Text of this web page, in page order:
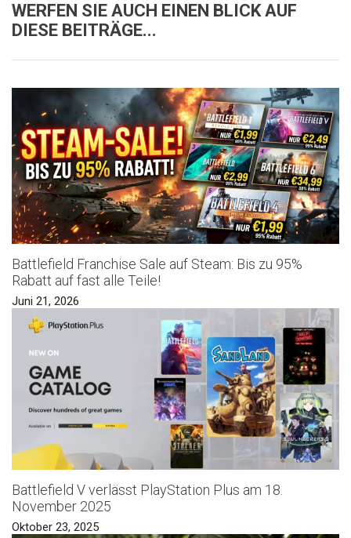
WERFEN SIE AUCH EINEN BLICK AUF
DIESE BEITRÄGE...
Battlefield Franchise Sale auf Steam: Bis zu 95%
Rabatt auf fast alle Teile!
Juni 21, 2026
Battlefield V verlässt PlayStation Plus am 18.
November 2025
Oktober 23, 2025